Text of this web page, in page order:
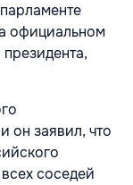
официальном
он заявил, что
соседей